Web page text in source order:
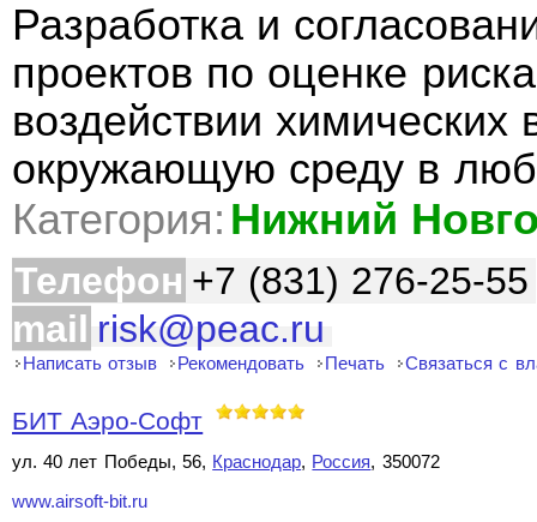
Разработка и
проектов по оценке
воздействии
окружающую среду в
Категория: Нижний
Телефон +7 (831) 276-25-55
mail risk@peac.ru
Написать отзыв Рекомендовать Печать Связаться с
БИТ Аэро-Софт
ул. 40 лет Победы, 56, Краснодар, Россия, 350072
www.airsoft-bit.ru